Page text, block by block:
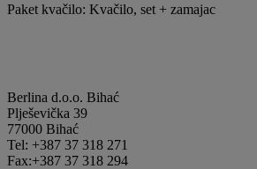
Paket kvačilo: Kvačilo, set + zamajac
Berlina d.o.o. Bihać
Plješevička 39
77000 Bihać
Tel: +387 37 318 271
Fax:+387 37 318 294